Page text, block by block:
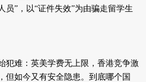
员”，以“证件失效”为由骗走留学生
犯难：英美学费无上限，香港竞争激
但如今又有安全隐患。到底哪个国